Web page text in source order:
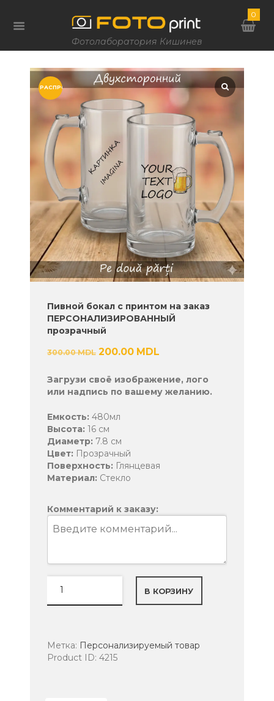
Фотолаборатория Кишинев
0
РАСПРОДАЖА!
Пивной бокал с принтом на заказ
ПЕРСОНАЛИЗИРОВАННЫЙ
прозрачный
300.00MDL Первоначальная
составляла
300.00 MDL.
200.00 MDL
200.00 MDL.
Загрузи своё изображение, лого
или надпись по вашему желанию.
Емкость: 480мл
Высота: 16 см
Диаметр: 7.8 см
Цвет: Прозрачный
Поверхность: Глянцевая
Материал: Стекло
Комментарий к заказу:
товара
Пивной
принтом
на
В КОРЗИНУ
Метка: Персонализируемый товар
Product ID: 4215